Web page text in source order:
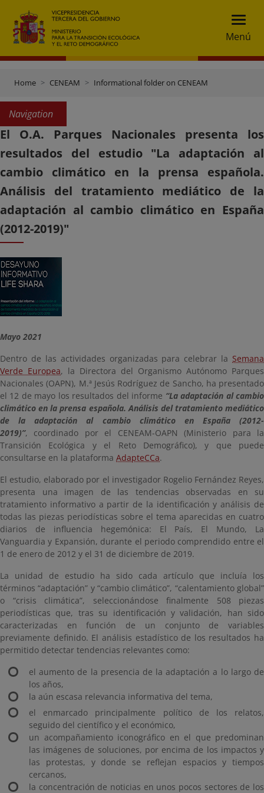
Menú
Home CENEAM Informational folder on CENEAM
Navigation
El O.A. Parques Nacionales presenta los
resultados del estudio "La adaptación al
cambio climático en la prensa española.
Análisis del tratamiento mediático de la
adaptación al cambio climático en España
(2012-2019)"
Mayo 2021
Dentro de las actividades organizadas para celebrar la Semana
Verde Europea, la Directora del Organismo Autónomo Parques
Nacionales (OAPN), M.ª Jesús Rodríguez de Sancho, ha presentado
el 12 de mayo los resultados del informe “La adaptación al cambio
climático en la prensa española. Análisis del tratamiento mediático
de la adaptación al cambio climático en España (2012-
2019)”, coordinado por el CENEAM-OAPN (Ministerio para la
Transición Ecológica y el Reto Demográfico), y que puede
consultarse en la plataforma AdapteCCa.
El estudio, elaborado por el investigador Rogelio Fernández Reyes,
presenta una imagen de las tendencias observadas en su
tratamiento informativo a partir de la identificación y análisis de
todas las piezas periodísticas sobre el tema aparecidas en cuatro
diarios de influencia hegemónica: El País, El Mundo, La
Vanguardia y Expansión, durante el periodo comprendido entre el
1 de enero de 2012 y el 31 de diciembre de 2019.
La unidad de estudio ha sido cada artículo que incluía los
términos “adaptación” y “cambio climático”, “calentamiento global”
o “crisis climática”, seleccionándose finalmente 508 piezas
periodísticas que, tras su identificación y validación, han sido
caracterizadas en función de un conjunto de variables
previamente definido. El análisis estadístico de los resultados ha
permitido detectar tendencias relevantes como:
el aumento de la presencia de la adaptación a lo largo de
los años,
la aún escasa relevancia informativa del tema,
el enmarcado principalmente político de los relatos,
seguido del científico y el económico,
un acompañamiento iconográfico en el que predominan
las imágenes de soluciones, por encima de los impactos y
las protestas, y donde se reflejan espacios y tiempos
cercanos,
la concentración de noticias en unos pocos sectores de los